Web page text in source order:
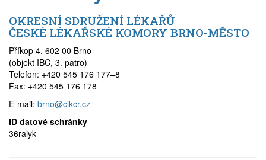
OKRESNÍ SDRUŽENÍ LÉKAŘŮ
ČESKÉ LÉKAŘSKÉ KOMORY BRNO-MĚSTO
Příkop 4, 602 00 Brno
(objekt IBC, 3. patro)
Telefon: +420 545 176 177–8
Fax: +420 545 176 178
E-mail: brno@clkcr.cz
ID datové schránky
36raiyk
Čestná rada OS ČLK Brno-město
Delegáti sjezdu ČLK
Zápisy z okresních shromáždění
Etický kodex
Zápisy z okresního shromáždění
Informace lékařům
Archív článků
Volná místa – nabídka
Volná místa – poptávka
Zástupy – nabídka
Zástupy – poptávka
Časopis
Covid-19